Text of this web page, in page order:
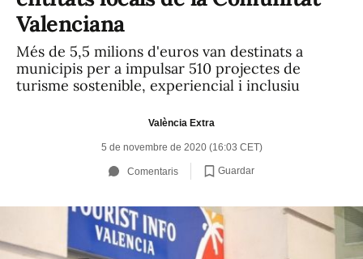
Valenciana
Més de 5,5 milions d'euros van destinats a
municipis per a impulsar 510 projectes de
turisme sostenible, experiencial i inclusiu
València Extra
5 de novembre de 2020 (16:03 CET)
Comentaris Guardar